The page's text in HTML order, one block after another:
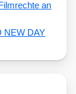
an
NEW DAY